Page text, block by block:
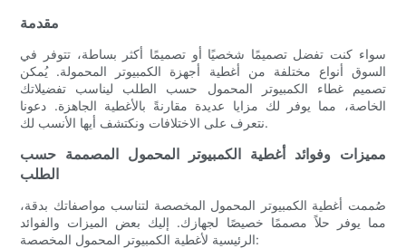
مقدمة
سواء كنت تفضل تصميمًا شخصيًا أو تصميمًا أكثر بساطة، تتوفر في
السوق أنواع مختلفة من أغطية أجهزة الكمبيوتر المحمولة. يُمكن
تصميم غطاء الكمبيوتر المحمول حسب الطلب ليناسب تفضيلاتك
الخاصة، مما يوفر لك مزايا عديدة مقارنةً بالأغطية الجاهزة. دعونا
نتعرف على الاختلافات ونكتشف أيها الأنسب لك.
مميزات وفوائد أغطية الكمبيوتر المحمول المصممة حسب
الطلب
صُممت أغطية الكمبيوتر المحمول المخصصة لتناسب مواصفاتك بدقة،
مما يوفر حلاً مصممًا خصيصًا لجهازك. إليك بعض الميزات والفوائد
الرئيسية لأغطية الكمبيوتر المحمول المخصصة: